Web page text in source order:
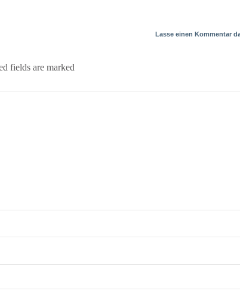
Lasse einen Kommentar
fields are marked